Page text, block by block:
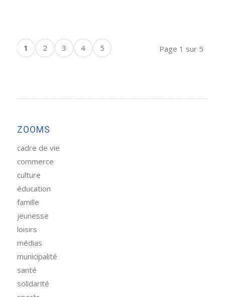
Page 1 sur 5
1 2 3 4 5
ZOOMS
cadre de vie
commerce
culture
éducation
famille
jeunesse
loisirs
médias
municipalité
santé
solidarité